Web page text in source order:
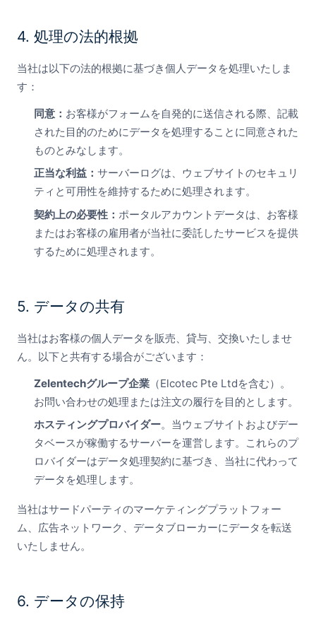
4. 処理の法的根拠
当社は以下の法的根拠に基づき個人データを処理いたしま
す：
同意： お客様がフォームを自発的に送信される際、記載
された目的のためにデータを処理することに同意された
ものとみなします。
正当な利益： サーバーログは、ウェブサイトのセキュリ
ティと可用性を維持するために処理されます。
契約上の必要性： ポータルアカウントデータは、お客様
またはお客様の雇用者が当社に委託したサービスを提供
するために処理されます。
5. データの共有
当社はお客様の個人データを販売、貸与、交換いたしませ
ん。以下と共有する場合がございます：
Zelentechグループ企業 （Elcotec Pte Ltdを含む）。
お問い合わせの処理または注文の履行を目的とします。
ホスティングプロバイダー。当ウェブサイトおよびデー
タベースが稼働するサーバーを運営します。これらのプ
ロバイダーはデータ処理契約に基づき、当社に代わって
データを処理します。
当社はサードパーティのマーケティングプラットフォー
ム、広告ネットワーク、データブローカーにデータを転送
いたしません。
6. データの保持